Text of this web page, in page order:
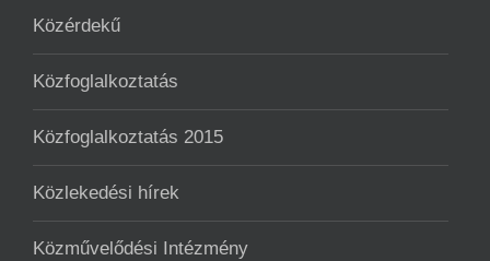
Közérdekű
Közfoglalkoztatás
Közfoglalkoztatás 2015
Közlekedési hírek
Közművelődési Intézmény